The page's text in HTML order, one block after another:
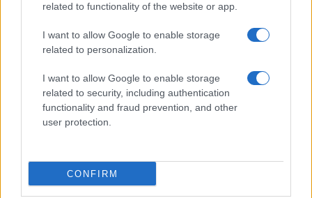
related to functionality of the website or app.
I want to allow Google to enable storage
related to personalization.
I want to allow Google to enable storage
related to security, including authentication
functionality and fraud prevention, and other
user protection.
CONFIRM
LIGA
Madrid
Domingo 31 de enero de 2027
Atletico
LIGA
Domingo 07 de febrero de 2027